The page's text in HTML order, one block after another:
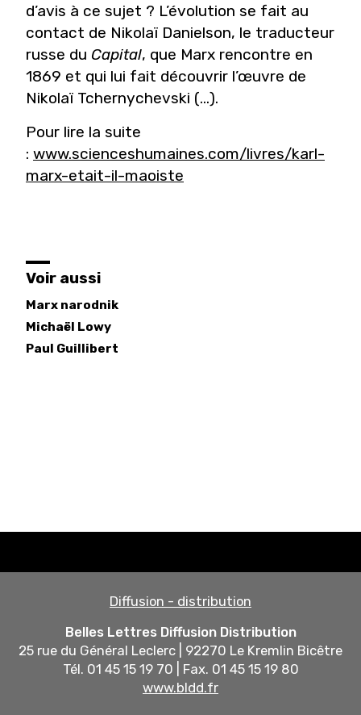
d’avis à ce sujet ? L’évolution se fait au
contact de Nikolaï Danielson, le traducteur
russe du Capital, que Marx rencontre en
1869 et qui lui fait découvrir l’œuvre de
Nikolaï Tchernychevski (...).
Pour lire la suite
: www.scienceshumaines.com/livres/karl-
marx-etait-il-maoiste
Voir aussi
Marx narodnik
Michaël Lowy
Paul Guillibert
Diffusion - distribution
Belles Lettres Diffusion Distribution
25 rue du Général Leclerc | 92270 Le Kremlin Bicêtre
Tél. 01 45 15 19 70 | Fax. 01 45 15 19 80
www.bldd.fr